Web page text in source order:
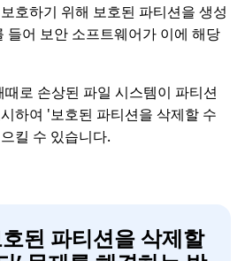
호하기 위해 보호된 파티션을 생성
들어 보안 소프트웨어가 이에 해당
때로 손상된 파일 시스템이 파티션
하여 '보호된 파티션을 삭제할 수
킬 수 있습니다.
호된 파티션을 삭제할